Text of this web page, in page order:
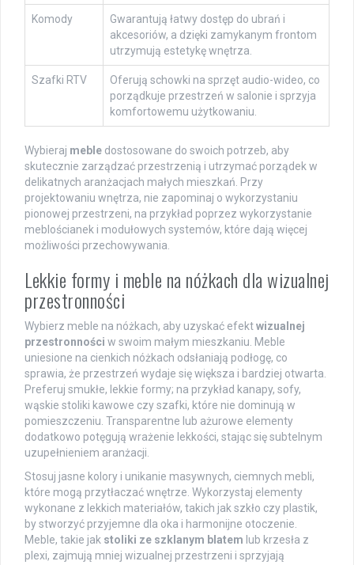
Komody
Gwarantują łatwy dostęp do ubrań i
akcesoriów, a dzięki zamykanym frontom
utrzymują estetykę wnętrza.
Szafki RTV
Oferują schowki na sprzęt audio-wideo, co
porządkuje przestrzeń w salonie i sprzyja
komfortowemu użytkowaniu.
Wybieraj meble dostosowane do swoich potrzeb, aby
skutecznie zarządzać przestrzenią i utrzymać porządek w
delikatnych aranżacjach małych mieszkań. Przy
projektowaniu wnętrza, nie zapominaj o wykorzystaniu
pionowej przestrzeni, na przykład poprzez wykorzystanie
meblościanek i modułowych systemów, które dają więcej
możliwości przechowywania.
Lekkie formy i meble na nóżkach dla wizualnej
przestronności
Wybierz meble na nóżkach, aby uzyskać efektwizualnej
przestronności w swoim małym mieszkaniu. Meble
uniesione na cienkich nóżkach odsłaniają podłogę, co
sprawia, że przestrzeń wydaje się większa i bardziej otwarta.
Preferuj smukłe, lekkie formy; na przykład kanapy, sofy,
wąskie stoliki kawowe czy szafki, które nie dominują w
pomieszczeniu. Transparentne lub ażurowe elementy
dodatkowo potęgują wrażenie lekkości, stając się subtelnym
uzupełnieniem aranżacji.
Stosuj jasne kolory i unikanie masywnych, ciemnych mebli,
które mogą przytłaczać wnętrze. Wykorzystaj elementy
wykonane z lekkich materiałów, takich jak szkło czy plastik,
by stworzyć przyjemne dla oka i harmonijne otoczenie.
Meble, takie jak stoliki ze szklanym blatem lub krzesła z
plexi, zajmują mniej wizualnej przestrzeni i sprzyjają